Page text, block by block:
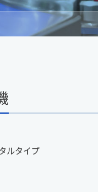
ルタイプ